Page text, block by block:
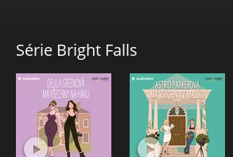
populárního renovátorského pořadu. Pro
ideální rozptýlení od zpackaných vztahů
konečně vydobýt uznání své panovačné
Jenže Astrid vůbec nepočítala s Jordan
vnučkou majitelky penzionu a
společně s Astrid renovaci na starosti.
Série Bright Falls